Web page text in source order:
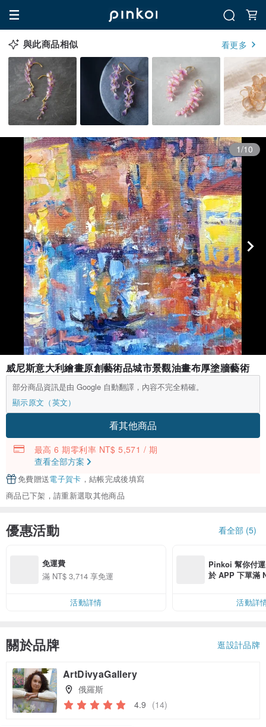
與此商品相似 看更多
1/10
威尼斯意大利繪畫原創藝術品城市景觀油畫布厚塗牆藝術
部分商品資訊是由 Google 自動翻譯，內容不完全精確。
顯示原文（英文）
看其他商品
最高 6 期零利率 NT$ 5,571 / 期
查看全部方案
免費贈送電子賀卡 ，結帳完成後填寫
商品已下架，請重新選取其他商品
優惠活動 看全部 (5)
免運費
滿 NT$ 3,714 享免運
活動詳情
Pinkoi 幫你付
於 APP 下單滿
活動詳
關於品牌 逛設計品牌
ArtDivyaGallery
俄羅斯
4.9 (14)